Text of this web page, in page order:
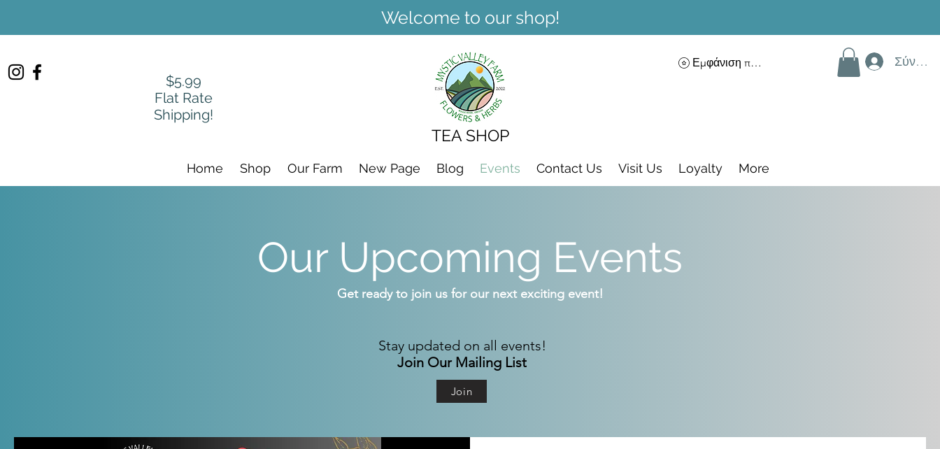
Welcome to our shop!
$5.99
Flat Rate
Shipping!
TEA SHOP
Εμφάνιση πόντων
Home Shop Our Farm New Page Blog Events Contact Us Visit Us Loyalty More
Our Upcoming Events
Get ready to join us for our next exciting event!
Stay updated on all events!
Join Our Mailing List
Join